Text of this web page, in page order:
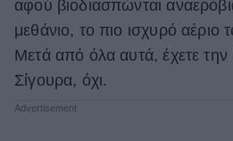
αφού βιοδιασπώνται
μεθάνιο, το πιο ισχυρό αέριο
Μετά από όλα αυτά, έχετε την
Σίγουρα, όχι.